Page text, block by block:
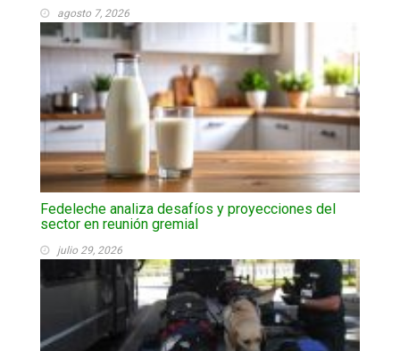
agosto 7, 2026
Fedeleche analiza desafíos y proyecciones del
sector en reunión gremial
julio 29, 2026